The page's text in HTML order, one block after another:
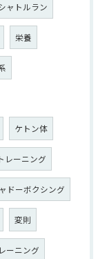
ャトルラン
栄養
ケトン体
レーニング
ドーボクシング
変則
ーニング